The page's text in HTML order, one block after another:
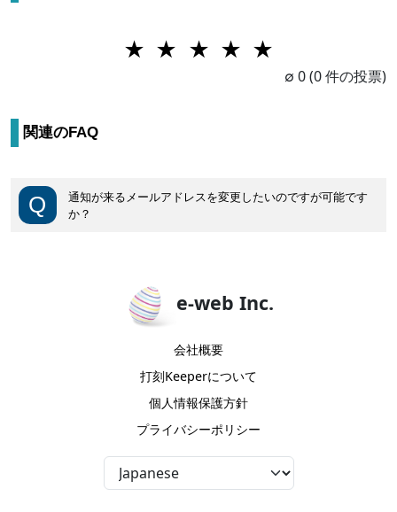
★ ★ ★ ★
4 Stars
★
5 Stars
∅ 0(0 件の投票)
関連のFAQ
通知が来るメールアドレスを変更したいのですが可能です
か？
e-web Inc.
会社概要
打刻Keeperについて
個人情報保護方針
プライバシーポリシー